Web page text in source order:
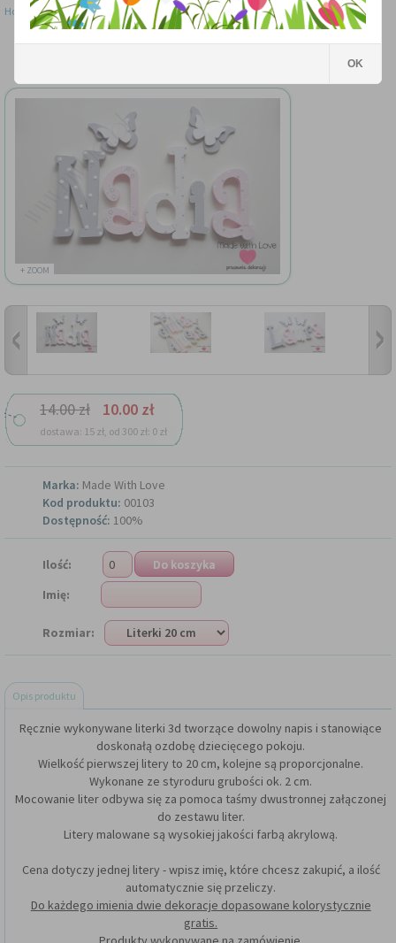
Home »Literki»Literki - wzór MWL101
+ ZOOM
14.00 zł 10.00 zł
dostawa: 15 zł, od 300 zł: 0 zł
Marka: Made With Love
Kod produktu: 00103
Dostępność: 100%
Ilość:
Imię:
Rozmiar:
Opis produktu
Ręcznie wykonywane literki 3d tworzące dowolny napis i stanowiące
doskonałą ozdobę dziecięcego pokoju.
Wielkość pierwszej litery to 20 cm, kolejne są proporcjonalne.
Wykonane ze styroduru grubości ok. 2 cm.
Mocowanie liter odbywa się za pomoca taśmy dwustronnej załączonej
do zestawu liter.
Litery malowane są wysokiej jakości farbą akrylową.
Cena dotyczy jednej litery - wpisz imię, które chcesz zakupić, a ilość
automatycznie się przeliczy.
Do każdego imienia dwie dekoracje dopasowane kolorystycznie
gratis.
OK